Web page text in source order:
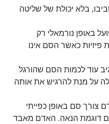
בלא יכולת של שליטה
באופן נורמאלי רק
כאשר הסם אינו
עוד לכמות הסם שהורגל
על מנת להרגיש את אותה
צורך סם באופן כפייתי
דוגמת הנאה. האדם מאבד